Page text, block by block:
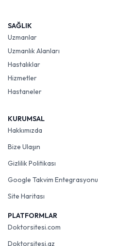
SAĞLIK
Uzmanlar
Uzmanlık Alanları
Hastalıklar
Hizmetler
Hastaneler
KURUMSAL
Hakkımızda
Bize Ulaşın
Gizlilik Politikası
Google Takvim Entegrasyonu
Site Haritası
PLATFORMLAR
Doktorsitesi.com
Doktorsitesi.az